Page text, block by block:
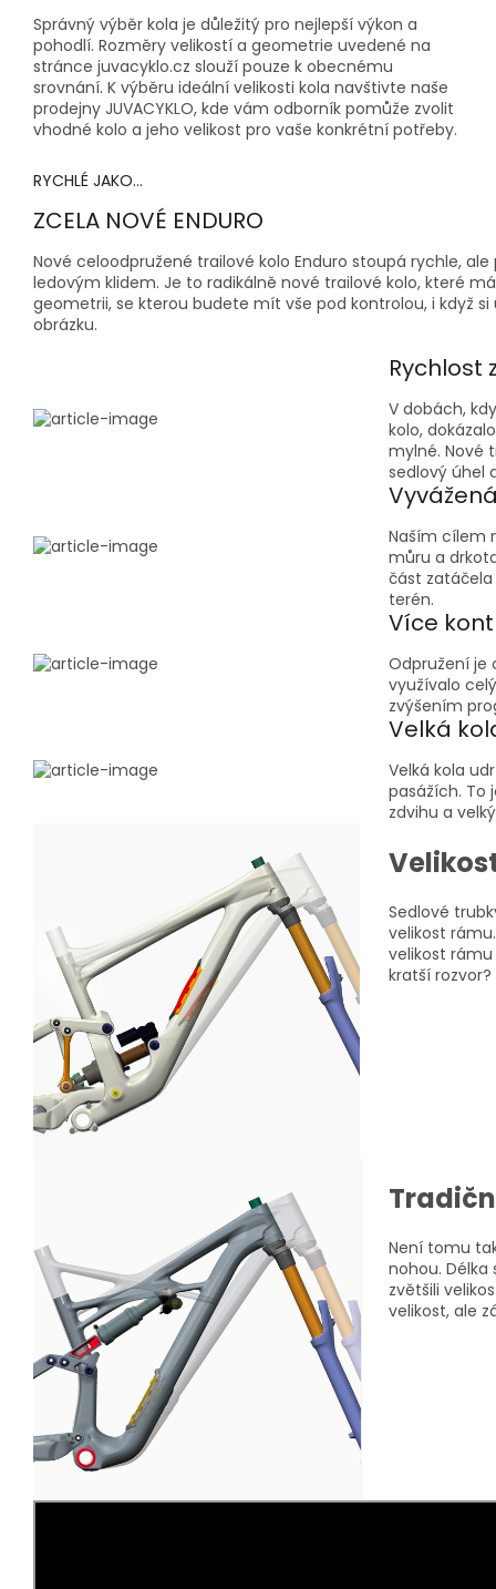
Správný výběr kola je důležitý pro nejlepší výkon a
pohodlí. Rozměry velikostí a geometrie uvedené na
stránce juvacyklo.cz slouží pouze k obecnému
srovnání. K výběru ideální velikosti kola navštivte naše
prodejny JUVACYKLO, kde vám odborník pomůže zvolit
vhodné kolo a jeho velikost pro vaše konkrétní potřeby.
RYCHLÉ JAKO...
ZCELA NOVÉ ENDURO
Nové celoodpružené trailové kolo Enduro stoupá rychle,
ledovým klidem. Je to radikálně nové trailové kolo, které
geometrii, se kterou budete mít vše pod kontrolou, i když
obrázku.
Rychlost
V dobách,
kolo,
mylné. Nové
sedlový úhel
Naším cílem
můru a
část zatáčela
terén.
Více
Odpružení je
využívalo
zvýšením
Velká
Velká kola
pasážích. To
zdvihu a
Sedlové
velikost
velikost
kratší
Není tomu
nohou.
zvětšili
velikost, ale